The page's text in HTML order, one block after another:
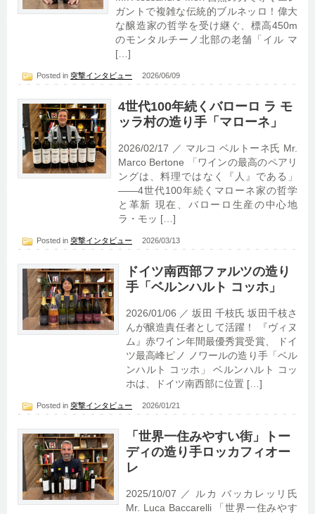
ガントで複雑な伝統的ブルネッロ！偉大
な醸造家の哲学を受け継ぐ、標高450m
のモンタルチーノ北部の老舗「イル マ
[…]
Posted in 突撃インタビュー 2026/06/09
4世代100年続くバローロ ラ モ
ッラ村の造り手「マローネ」
2026/02/17 ／ マルコ ベルトーネ氏 Mr.
Marco Bertone 「ワインの最高のペアリ
ングは、料理ではなく『人』である」
――4世代100年続くマローネ家の哲学
と革新 現在、バローロ生産の中心地
ラ・モッ […]
Posted in 突撃インタビュー 2026/03/13
ドイツ南西部ファルツの造り
手「ベルンハルト コッホ」
2026/01/06 ／ 坂田 千枝氏 坂田千枝さ
んが醸造責任者として活躍！ 『ヴィヌ
ム』赤ワイン年間最優秀賞受賞、 ドイ
ツ最高峰ピノ ノワールの造り手「ベル
ンハルト コッホ」 ベルンハルト コッ
ホは、ドイツ南西部に位置 […]
Posted in 突撃インタビュー 2026/01/21
「世界一住みやすい街」トー
ディの造り手ロッカフィオー
レ
2025/10/07 ／ ルカ バッカレッリ氏
Mr. Luca Baccarelli 「世界一住みやす